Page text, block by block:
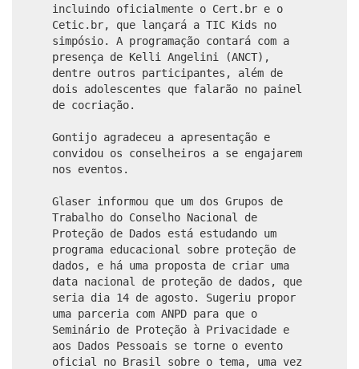
incluindo oficialmente o Cert.br e o
Cetic.br, que lançará a TIC Kids no
simpósio. A programação contará com a
presença de Kelli Angelini (ANCT),
dentre outros participantes, além de
dois adolescentes que falarão no painel
de cocriação.
Gontijo agradeceu a apresentação e
convidou os conselheiros a se engajarem
nos eventos.
Glaser informou que um dos Grupos de
Trabalho do Conselho Nacional de
Proteção de Dados está estudando um
programa educacional sobre proteção de
dados, e há uma proposta de criar uma
data nacional de proteção de dados, que
seria dia 14 de agosto. Sugeriu propor
uma parceria com ANPD para que o
Seminário de Proteção à Privacidade e
aos Dados Pessoais se torne o evento
oficial no Brasil sobre o tema, uma vez